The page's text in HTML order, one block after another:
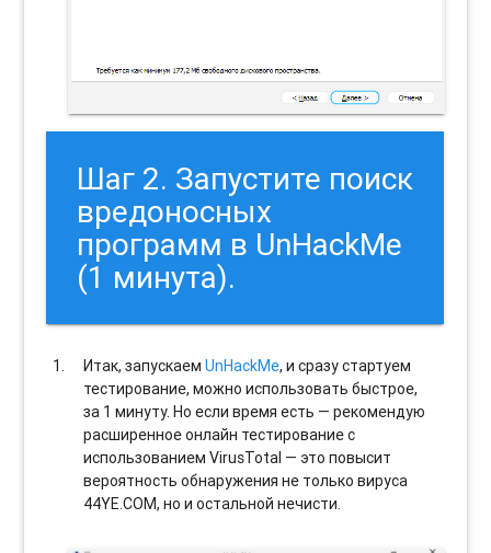
Шаг 2. Запустите поиск
вредоносных
программ в UnHackMe
(1 минута).
Итак, запускаемUnHackMe, и сразу стартуем
тестирование, можно использовать быстрое,
за 1 минуту. Но если время есть — рекомендую
расширенное онлайн тестирование с
использованием VirusTotal — это повысит
вероятность обнаружения не только вируса
44YE.COM, но и остальной нечисти.